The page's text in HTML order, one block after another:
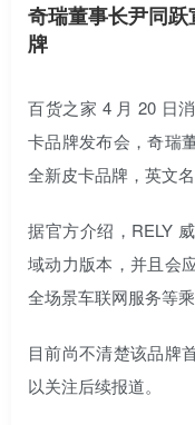
奇瑞董事长尹同
牌
百货之家 4 月 20 日
卡品牌发布会，奇瑞
全新皮卡品牌，英文名
据官方介绍，RELY
域动力版本，并且会
全场景车联网服务等
目前尚不清楚该品牌
以关注后续报道。